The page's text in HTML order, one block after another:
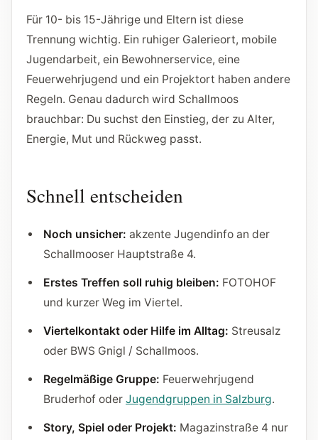
Für 10- bis 15-Jährige und Eltern ist diese
Trennung wichtig. Ein ruhiger Galerieort, mobile
Jugendarbeit, ein Bewohnerservice, eine
Feuerwehrjugend und ein Projektort haben andere
Regeln. Genau dadurch wird Schallmoos
brauchbar: Du suchst den Einstieg, der zu Alter,
Energie, Mut und Rückweg passt.
Schnell entscheiden
Noch unsicher: akzente Jugendinfo an der
Schallmooser Hauptstraße 4.
Erstes Treffen soll ruhig bleiben: FOTOHOF
und kurzer Weg im Viertel.
Viertelkontakt oder Hilfe im Alltag: Streusalz
oder BWS Gnigl / Schallmoos.
Regelmäßige Gruppe: Feuerwehrjugend
Bruderhof oder Jugendgruppen in Salzburg.
Story, Spiel oder Projekt: Magazinstraße 4 nur